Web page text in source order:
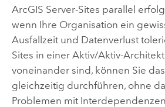
ArcGIS Server-Sites parallel
wenn Ihre Organisation ein
Ausfallzeit und Datenverlust
Sites in einer Aktiv/Aktiv-
voneinander sind, können Sie
gleichzeitig durchführen, ohne
Problemen mit